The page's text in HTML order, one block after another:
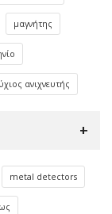
μαγνήτης
ανιχνευτής
metal detectors